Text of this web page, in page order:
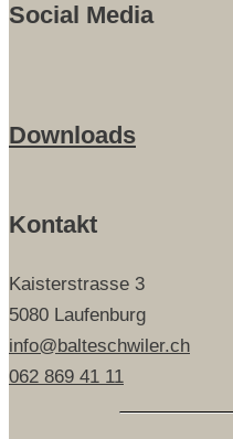
Social Media
Downloads
Kontakt
Kaisterstrasse 3
5080 Laufenburg
info@balteschwiler.ch
062 869 41 11